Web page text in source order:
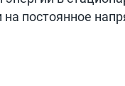
постоянное